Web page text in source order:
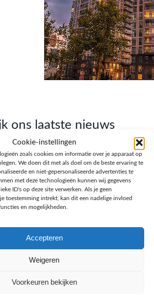
Cookie-instellingen
zoals cookies om informatie over je apparaat op
We doen dit met als doel om de beste ervaring te
en niet-gepersonaliseerde advertenties te
met deze technologieën kunnen wij gegevens
ID's op deze site verwerken. Als je geen
toestemming intrekt, kan dit een nadelige invloed
en mogelijkheden.
Accepteren
Weigeren
Voorkeuren bekijken
ons laatste nieuws
ondernemen.